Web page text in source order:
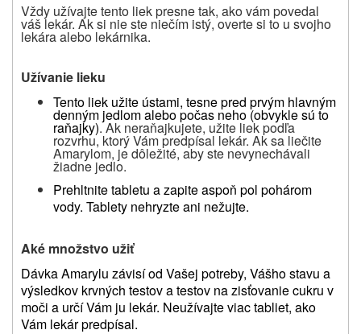
Vždy užívajte tento liek presne tak, ako vám povedal
váš lekár. Ak si nie ste niečím istý, overte si to u svojho
lekára alebo lekárnika.
Užívanie lieku
Tento liek užite ústami, tesne pred prvým hlavným
denným jedlom alebo počas neho (obvykle sú to
raňajky). Ak neraňajkujete, užite liek podľa
rozvrhu, ktorý Vám predpísal lekár. Ak sa liečite
Amarylom, je dôležité, aby ste nevynechávali
žiadne jedlo.
Prehltnite tabletu a zapite aspoň pol pohárom
vody. Tablety nehryzte ani nežujte.
Aké množstvo užiť
Dávka Amarylu závisí od Vašej potreby, Vášho stavu a
výsledkov krvných testov a testov na zisťovanie cukru v
moči a určí Vám ju lekár. Neužívajte viac tabliet, ako
Vám lekár predpísal.